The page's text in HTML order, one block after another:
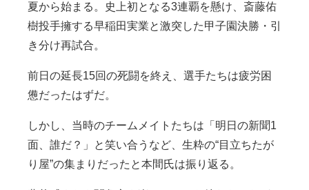
夏から始まる。史上初となる3連覇を懸け、斎藤佑
樹投手擁する早稲田実業と激突した甲子園決勝・引
き分け再試合。
前日の延長15回の死闘を終え、選手たちは疲労困
憊だったはずだ。
しかし、当時のチームメイトたちは「明日の新聞1
面、誰だ？」と笑い合うなど、生粋の“目立ちたが
り屋”の集まりだったと本間氏は振り返る。